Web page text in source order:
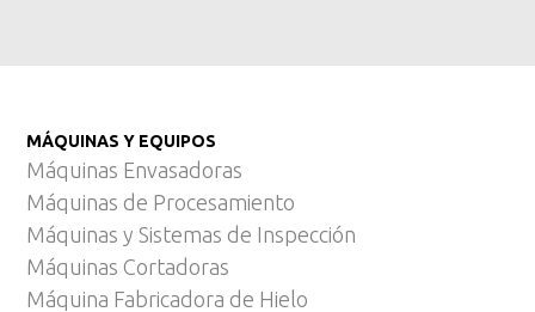
MÁQUINAS Y EQUIPOS
Máquinas Envasadoras
Máquinas de Procesamiento
Máquinas y Sistemas de Inspección
Máquinas Cortadoras
Máquina Fabricadora de Hielo